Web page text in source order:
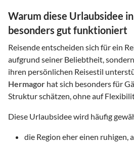
Warum diese Urlaubsidee
besonders gut funktioniert
Reisende entscheiden sich für ein
aufgrund seiner Beliebtheit,
ihren persönlichen Reisestil
Hermagor hat sich besonders für
Struktur schätzen, ohne auf
Diese Urlaubsidee wird häufig
die Region eher einen ruhigen,